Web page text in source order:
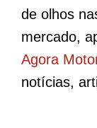
de olhos
mercado,
Agora
notícias,